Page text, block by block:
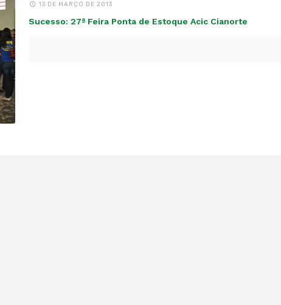
13 DE MARÇO DE 2013
Sucesso: 27ª Feira Ponta de Estoque Acic Cianorte